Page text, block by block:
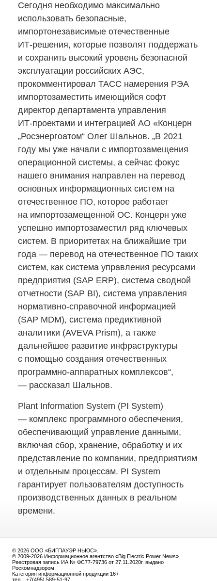
Сегодня необходимо максимально
использовать безопасные,
импортонезависимые отечественные
ИТ-решения, которые позволят поддержать
и сохранить высокий уровень безопасной
эксплуатации российских АЭС,
прокомментировал ТАСС намерения РЭА
импортозаместить имеющийся софт
директор департамента управления
ИТ-проектами и интеграцией АО «Концерн
„Росэнергоатом“ Олег Шальнов. „В 2021
году мы уже начали с импортозамещения
операционной системы, а сейчас фокус
нашего внимания направлен на перевод
основных информационных систем на
отечественное ПО, которое работает
на импортозамещенной ОС. Концерн уже
успешно импортозаместил ряд ключевых
систем. В приоритетах на ближайшие три
года — перевод на отечественное ПО таких
систем, как система управления ресурсами
предприятия (SAP ERP), система сводной
отчетности (SAP BI), система управления
нормативно-справочной информацией
(SAP MDM), система предиктивной
аналитики (AVEVA Prism), а также
дальнейшее развитие инфраструктуры
с помощью создания отечественных
программно-аппаратных комплексов“,
— рассказал Шальнов.
Plant Information System (PI System)
— комплекс программного обеспечения,
обеспечивающий управление данными,
включая сбор, хранение, обработку и их
представление по компании, предприятиям
и отдельным процессам. PI System
гарантирует пользователям доступность
производственных данных в реальном
времени.
© 2026 ООО «БИГПАУЭР НЬЮС».
© 2009-2026 Информационное агентство «Big Electric Power News».
Реестровая запись ИА № ФС77-79736 от 27.11.2020г. выдано
Роскомнадзором.
Категория информационной продукции 16+
тел. : +7(495) 589-51-97.